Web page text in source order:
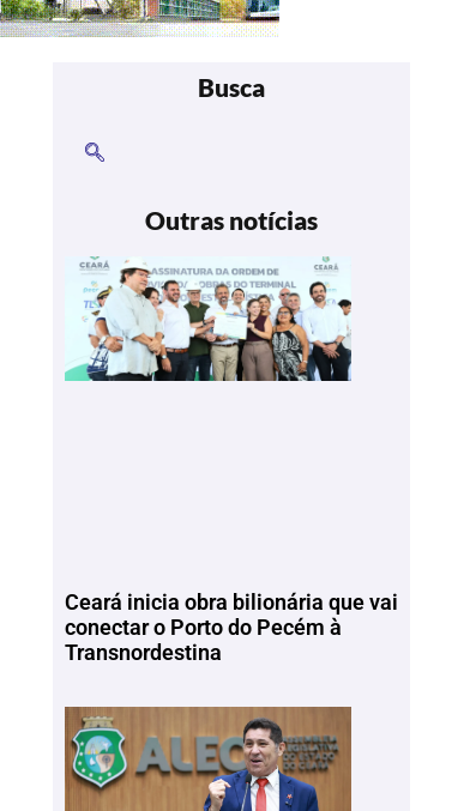
Busca
Outras notícias
Ceará inicia obra bilionária que vai
conectar o Porto do Pecém à
Transnordestina